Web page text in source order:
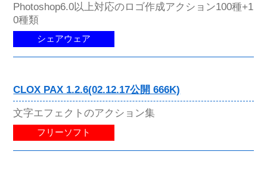
Photoshop6.0以上対応のロゴ作成アクション100種+1
0種類
シェアウェア
CLOX PAX 1.2.6(02.12.17公開 666K)
文字エフェクトのアクション集
フリーソフト